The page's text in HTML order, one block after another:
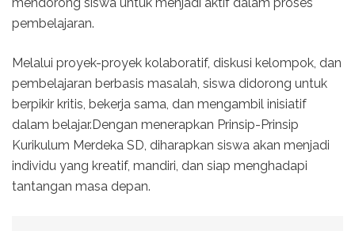
pembelajaran.
Melalui proyek-proyek kolaboratif, diskusi kelompok, dan
pembelajaran berbasis masalah, siswa didorong untuk
berpikir kritis, bekerja sama, dan mengambil inisiatif
dalam belajar.Dengan menerapkan Prinsip-Prinsip
Kurikulum Merdeka SD, diharapkan siswa akan menjadi
individu yang kreatif, mandiri, dan siap menghadapi
tantangan masa depan.